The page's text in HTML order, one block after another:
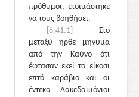
πρόθυμοι, ετοιμάστηκε
να τους βοηθήσει.
[8.41.1]
Στο
μεταξύ ήρθε μήνυμα
από την Καύνο ότι
έφτασαν εκεί τα είκοσι
επτά καράβια και οι
έντεκα Λακεδαιμόνιοι